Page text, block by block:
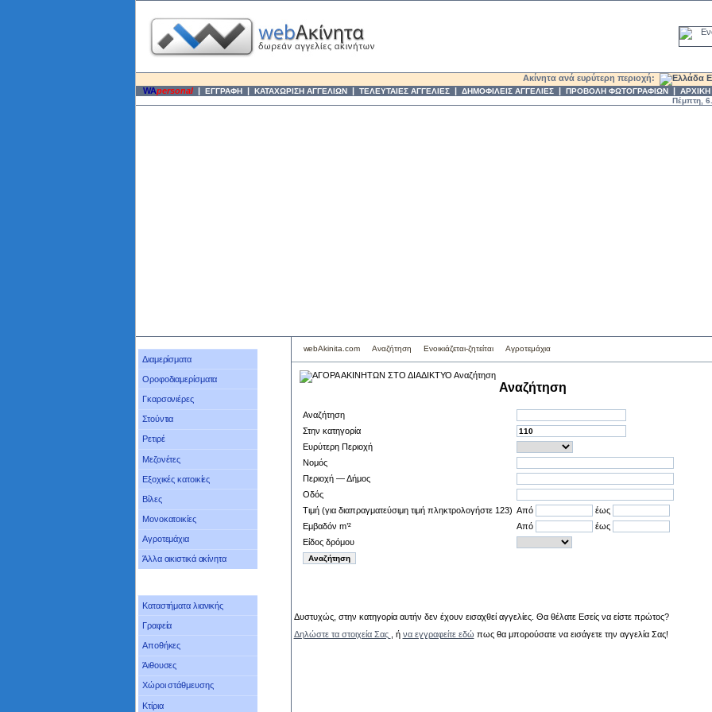
Ακίνητα ανά ευρύτερη περιοχή:
WApersonal| ΕΓΓΡΑΦΗ| ΚΑΤΑΧΩΡΙΣΗ ΑΓΓΕΛΙΩΝ| ΤΕΛΕΥΤΑΙΕΣ ΑΓΓΕΛΙΕΣ| ΔΗΜΟΦΙΛΕΙΣ ΑΓΓΕΛΙΕΣ| ΠΡΟΒΟΛΗ ΦΩΤΟΓΡΑΦΙΩΝ| ΑΡΧΙΚΗ
Πέμπτη, 6.
Διαμερίσματα
Οροφοδιαμερίσματα
Γκαρσονιέρες
Στούντια
Ρετιρέ
Μεζονέτες
Εξοχικές κατοικίες
Βίλες
Μονοκατοικίες
Αγροτεμάχια
Άλλα οικιστικά ακίνητα
Καταστήματα λιανικής
Γραφεία
Αποθήκες
Άιθουσες
Χώροι στάθμευσης
Κτίρια
webAkinita.com Αναζήτηση Ενοικιάζεται-ζητείται Αγροτεμάχια
Αναζήτηση
Αναζήτηση
Στην κατηγορία
Ευρύτερη Περιοχή
Νομός
Περιοχή — Δήμος
Οδός
Τιμή (για διαπραγματεύσιμη τιμή πληκτρολογήστε 123) Από
έως
Εμβαδόν m’²
Από
έως
Είδος δρόμου
Δυστυχώς, στην κατηγορία αυτήν δεν έχουν εισαχθεί αγγελίες. Θα θέλατε Εσείς να είστε πρώτος?
Δηλώστε τα στοιχεία Σας
, ή να εγγραφείτε εδώ πως θα μπορούσατε να εισάγετε την αγγελία Σας!